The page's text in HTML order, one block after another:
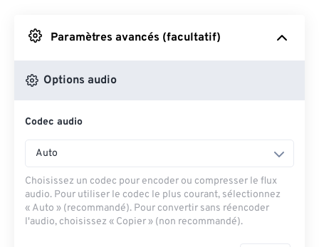
Depuis Google Drive
Depuis OneDrive
Paramètres avancés (facultatif)
Options audio
Codec audio
Auto
Choisissez un codec pour encoder ou compresser le flux
audio. Pour utiliser le codec le plus courant, sélectionnez
« Auto » (recommandé). Pour convertir sans réencoder
l'audio, choisissez « Copier » (non recommandé).